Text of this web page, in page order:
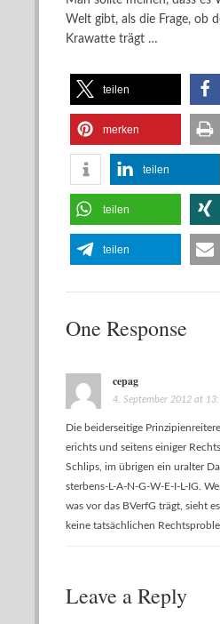
Welt gibt, als die Frage, ob
Krawatte trägt …
teilen
merken
teilen
teilen
teilen
One Response
cepag
4. September 2012 at
Die beiderseitige
erichts und seitens einiger
Schlips, im übrigen ein uralter
sterbens-L-A-N-G-W-E-I-L-IG.
was vor das BVerfG trägt, sieht
keine tatsächlichen
Leave a Reply